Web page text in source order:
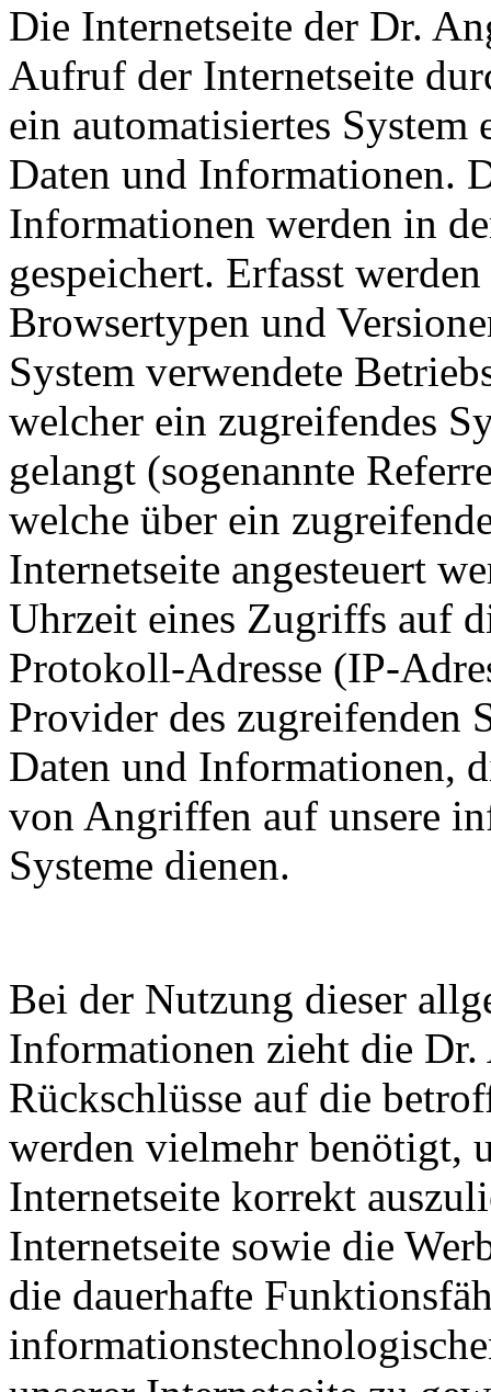
Die Internetseite der Dr.
Aufruf der Internetseite
ein automatisiertes
Daten und Informationen.
Informationen werden in
gespeichert. Erfasst
Browsertypen und
System verwendete
welcher ein zugreifendes
gelangt (sogenannte
welche über ein
Internetseite angesteuert
Uhrzeit eines Zugriffs auf
Protokoll-Adresse (IP-
Provider des zugreifenden
Daten und Informationen,
von Angriffen auf unsere
Systeme dienen.
Bei der Nutzung dieser
Informationen zieht die
Rückschlüsse auf die
werden vielmehr benötigt,
Internetseite korrekt
Internetseite sowie die
die dauerhafte